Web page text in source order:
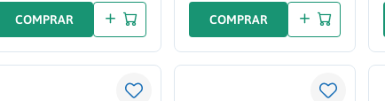
COMPRAR COMPRAR